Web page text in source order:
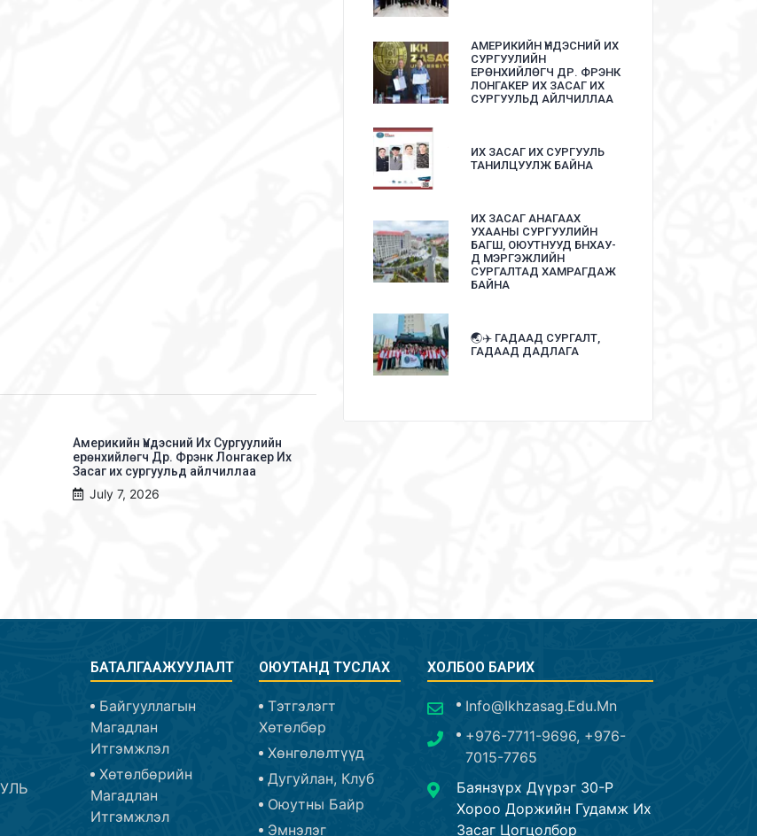
Америкийн Үндэсний Их Сургуулийн
ерөнхийлөгч Др. Фрэнк Лонгакер Их
Засаг их сургуульд айлчиллаа
July 7, 2026
АМЕРИКИЙН ҮНДЭСНИЙ ИХ
СУРГУУЛИЙН
ЕРӨНХИЙЛӨГЧ ДР. ФРЭНК
ЛОНГАКЕР ИХ ЗАСАГ ИХ
СУРГУУЛЬД АЙЛЧИЛЛАА
ИХ ЗАСАГ ИХ СУРГУУЛЬ
ТАНИЛЦУУЛЖ БАЙНА
ИХ ЗАСАГ АНАГААХ
УХААНЫ СУРГУУЛИЙН
БАГШ, ОЮУТНУУД БНХАУ-
Д МЭРГЭЖЛИЙН
СУРГАЛТАД ХАМРАГДАЖ
БАЙНА
🌏✈️ ГАДААД СУРГАЛТ,
ГАДААД ДАДЛАГА
БАТАЛГААЖУУЛАЛТ
Байгууллагын
Магадлан
Итгэмжлэл
Хөтөлбөрийн
Магадлан
Итгэмжлэл
ОЮУТАНД ТУСЛАХ
Тэтгэлэгт
Хөтөлбөр
Хөнгөлөлтүүд
Дугуйлан, Клуб
Оюутны Байр
Эмнэлэг
ХОЛБОО БАРИХ
Info@ikhzasag.edu.mn
+976-7711-9696, +976-
7015-7765
Баянзүрх Дүүрэг 30-Р
Хороо Доржийн Гудамж Их
Засаг Цогцолбор